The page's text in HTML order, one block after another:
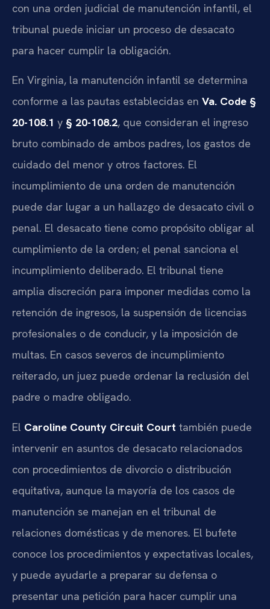
con una orden judicial de manutención infantil, el
tribunal puede iniciar un proceso de desacato
para hacer cumplir la obligación.
En Virginia, la manutención infantil se determina
conforme a las pautas establecidas en Va. Code §
20-108.1 y § 20-108.2, que consideran el ingreso
bruto combinado de ambos padres, los gastos de
cuidado del menor y otros factores. El
incumplimiento de una orden de manutención
puede dar lugar a un hallazgo de desacato civil o
penal. El desacato tiene como propósito obligar al
cumplimiento de la orden; el penal sanciona el
incumplimiento deliberado. El tribunal tiene
amplia discreción para imponer medidas como la
retención de ingresos, la suspensión de licencias
profesionales o de conducir, y la imposición de
multas. En casos severos de incumplimiento
reiterado, un juez puede ordenar la reclusión del
padre o madre obligado.
El Caroline County Circuit Court también puede
intervenir en asuntos de desacato relacionados
con procedimientos de divorcio o distribución
equitativa, aunque la mayoría de los casos de
manutención se manejan en el tribunal de
relaciones domésticas y de menores. El bufete
conoce los procedimientos y expectativas locales,
y puede ayudarle a preparar su defensa o
presentar una petición para hacer cumplir una